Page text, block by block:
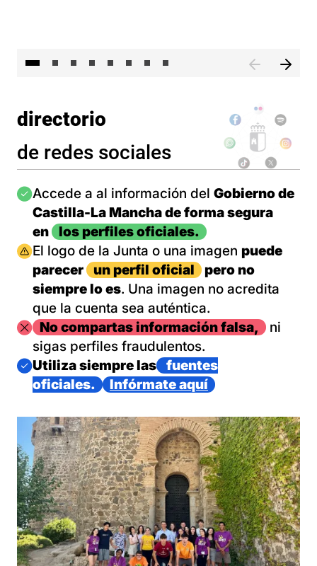
directorio
de redes sociales
Imagen
Accede a al información del Gobierno de
Castilla-La Mancha de forma segura
en
los perfiles oficiales.
Imagen
El logo de la Junta o una imagen puede
parecer
un perfil oficial
pero no
siempre lo es. Una imagen no acredita
que la cuenta sea auténtica.
ImagenNo compartas información falsa,
ni
sigas perfiles fraudulentos.
Imagen
Utiliza siempre las
fuentes
oficiales.
Infórmate aquí